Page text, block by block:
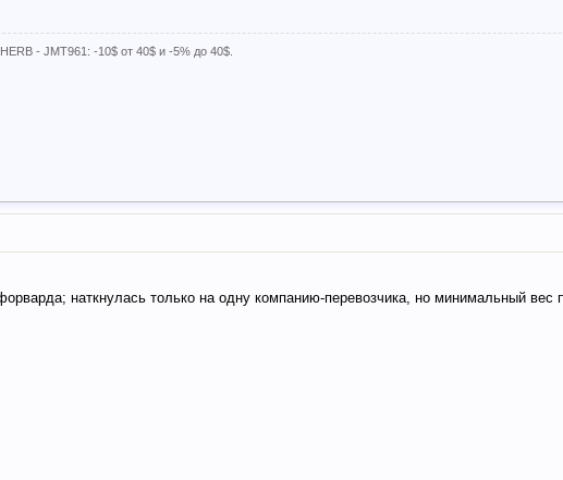
- JMT961: -10$ от 40$ и -5% до 40$.
наткнулась только на одну компанию-перевозчика, но минимальный вес